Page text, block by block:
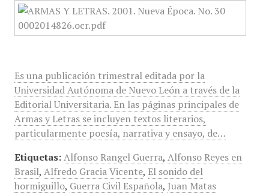
Es una publicación trimestral editada por la
Universidad Autónoma de Nuevo León a través de la
Editorial Universitaria. En las páginas principales de
Armas y Letras se incluyen textos literarios,
particularmente poesía, narrativa y ensayo, de…
Etiquetas: Alfonso Rangel Guerra, Alfonso Reyes en
Brasil, Alfredo Gracia Vicente, El sonido del
hormiguillo, Guerra Civil Española, Juan Matas